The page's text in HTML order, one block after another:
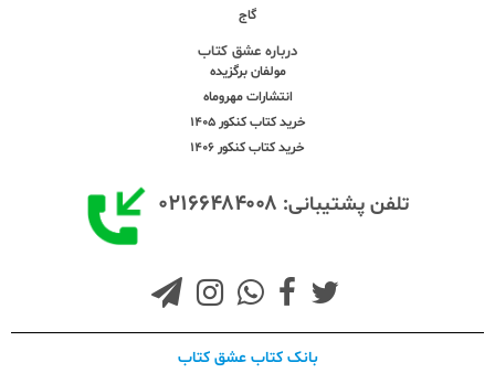
گاج
درباره عشق کتاب
مولفان برگزیده
انتشارات مهروماه
خرید کتاب کنکور 1405
خرید کتاب کنکور 1406
تلفن پشتیبانی: ۰۲۱۶۶۴۸۴۰۰۸
بانک کتاب عشق کتاب